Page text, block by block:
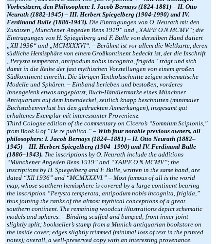
Vorbesitzern, den Philosophen: I. Jacob Bernays (1824-1881) – II. Otto
Neurath (1882-1945) – III. Herbert Spiegelberg (1904-1990) und IV.
Ferdinand Bulle (1886-1943). Die Eintragungen von O. Neurath mit den
Zusätzen „Münchener Angeden Rens 1919“ und „XAIPE O.N.MCMV“; die
Eintragungen von H. Spiegelberg und F. Bulle von derselben Hand datiert
„XII 1936“ und „MCMXXXVI“. – Berühmt ist vor allem die Weltkarte, deren
südliche Hemisphäre von einem Großkontinent bedeckt ist, der die Inschrift
„Perysta temperata, antipodum nobis incognita, frigida“ trägt und sich
damit in die Reihe der fast mythischen Vorstellungen von einem großen
Südkontinent einreiht. Die übrigen Textholzschnitte zeigen schematische
Modelle und Sphären. – Einband berieben und bestoßen, vorderes
Innengelenk etwas angeplatzt, Buch-Händlermarke eines Münchner
Antiquariats auf dem Innendeckel, seitlich knapp beschnitten (minimaler
Buchstabenverlust bei den gedruckten Anmerkungen), insgesamt gut
erhaltenes Exemplar mit interessanter Provenienz.
Third Cologne edition of the commentary on Cicero’s “Somnium Scipionis,”
from Book 6 of “De re publica.” – With four notable previous owners, all
philosophers: I. Jacob Bernays (1824–1881) – II. Otto Neurath (1882–
1945) – III. Herbert Spiegelberg (1904–1990) and IV. Ferdinand Bulle
(1886–1943). The inscriptions by O. Neurath include the additions
“Münchener Angeden Rens 1919” and “XAIPE O.N.MCMV”; the
inscriptions by H. Spiegelberg and F. Bulle, written in the same hand, are
dated “XII 1936” and “MCMXXXVI.” – Most famous of all is the world
map, whose southern hemisphere is covered by a large continent bearing
the inscription “Perysta temperata, antipodum nobis incognita, frigida,”
thus joining the ranks of the almost mythical conceptions of a great
southern continent. The remaining woodcut illustrations depict schematic
models and spheres. – Binding scuffed and bumped; front inner joint
slightly split; bookseller’s stamp from a Munich antiquarian bookstore on
the inside cover; edges slightly trimmed (minimal loss of text in the printed
notes); overall, a well-preserved copy with an interesting provenance.